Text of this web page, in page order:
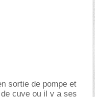
sortie de pompe et
cuve ou il y a ses